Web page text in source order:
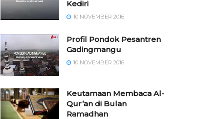
Kediri
10 NOVEMBER 2016
⁠⁠⁠Profil Pondok Pesantren
Gadingmangu
10 NOVEMBER 2016
Keutamaan Membaca Al-
Qur’an di Bulan
Ramadhan